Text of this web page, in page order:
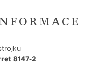
8147-2